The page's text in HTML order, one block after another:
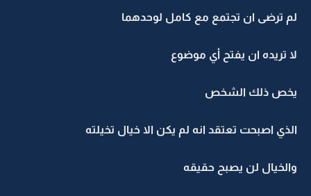
لم ترضى ان تجتمع مع كامل لوحدهما
لا تريده ان يفتح أي موضوع
يخص ذلك الشخص
الذي اصبحت تعتقد انه لم يكن الا خيال تخيلته
والخيال لن يصبح حقيقه